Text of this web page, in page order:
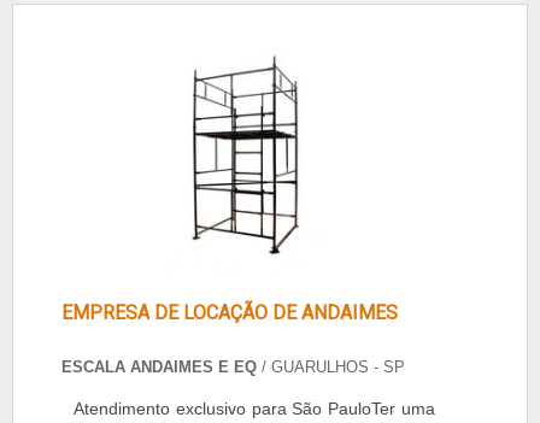
EMPRESA DE LOCAÇÃO DE ANDAIMES
ESCALA ANDAIMES E EQ / GUARULHOS - SP
Atendimento exclusivo para São PauloTer uma